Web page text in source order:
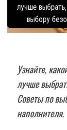
лучше
выбору
Узнайте,
лучше
Советы по
наполнителя.